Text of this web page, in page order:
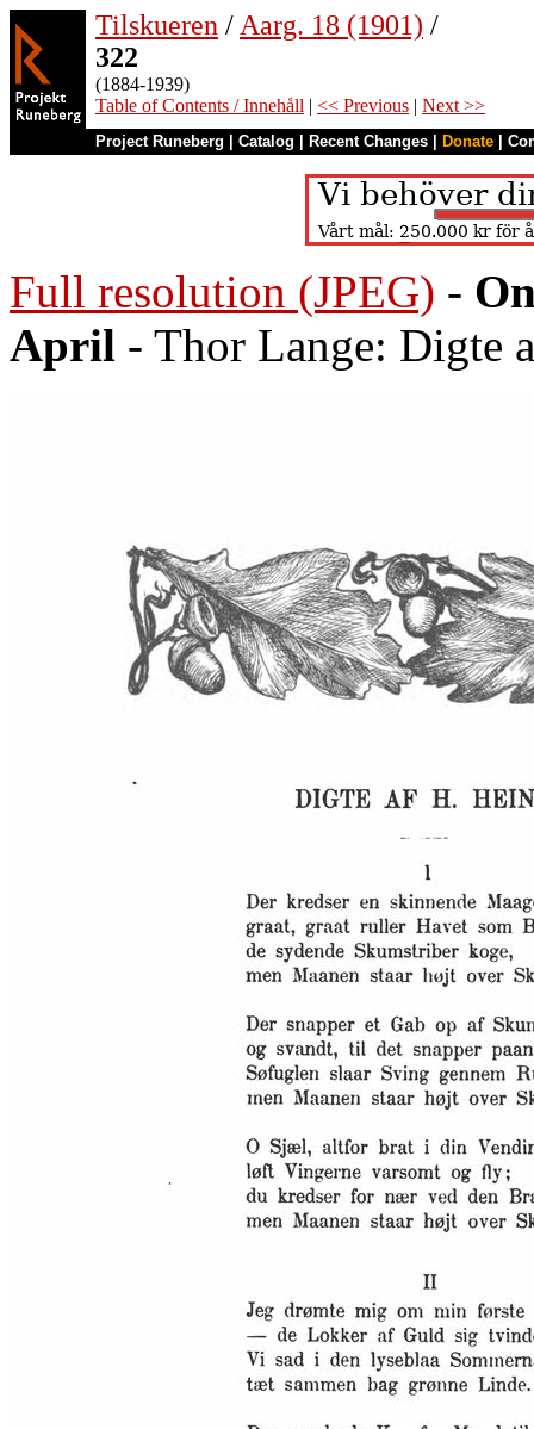
Tilskueren / Aarg. 18 (1901) /
322
(1884-1939)
Table of Contents / Innehåll | << Previous | Next >>
Project Runeberg Catalog Recent Changes Donate
Full resolution (JPEG) -
April - Thor Lange: Digte